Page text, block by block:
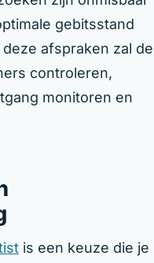
gebitsstand
afspraken zal de
controleren,
monitoren en
is een keuze die je